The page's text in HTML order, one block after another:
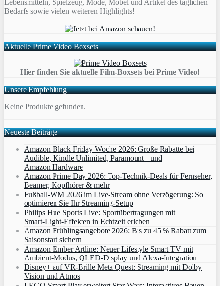
Lebensmitteln, Spielzeug, Mode, Möbel und Artikel des täglichen
Bedarfs sowie vielen weiteren Highlights!
Aktuelle Prime Video Boxsets
Hier finden Sie aktuelle Film-Boxsets bei Prime Video!
Unsere Empfehlung
Keine Produkte gefunden.
Neueste Beiträge
Amazon Black Friday Woche 2026: Große Rabatte bei
Audible, Kindle Unlimited, Paramount+ und
Amazon Hardware
Amazon Prime Day 2026: Top-Technik-Deals für Fernseher,
Beamer, Kopfhörer & mehr
Fußball-WM 2026 im Live-Stream ohne Verzögerung: So
optimieren Sie Ihr Streaming-Setup
Philips Hue Sports Live: Sportübertragungen mit
Smart‑Light‑Effekten in Echtzeit erleben
Amazon Frühlingsangebote 2026: Bis zu 45 % Rabatt zum
Saisonstart sichern
Amazon Ember Artline: Neuer Lifestyle Smart TV mit
Ambient‑Modus, QLED‑Display und Alexa‑Integration
Disney+ auf VR-Brille Meta Quest: Streaming mit Dolby
Vision und Atmos